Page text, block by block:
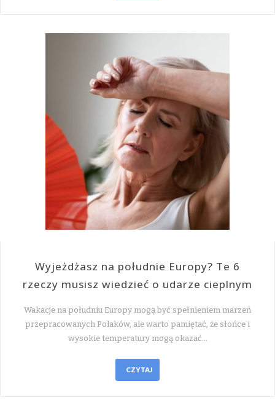
Wyjeżdżasz na południe Europy? Te 6
rzeczy musisz wiedzieć o udarze cieplnym
Wakacje na południu Europy mogą być spełnieniem marzeń
przepracowanych Polaków, ale warto pamiętać, że słońce i
wysokie temperatury mogą okazać…
CZYTAJ